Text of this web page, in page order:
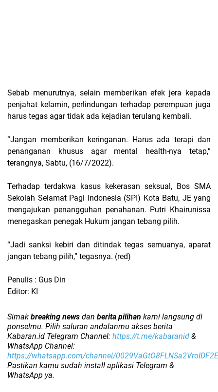
Sebab menurutnya, selain memberikan efek jera kepada
penjahat kelamin, perlindungan terhadap perempuan juga
harus tegas agar tidak ada kejadian terulang kembali.
“Jangan memberikan keringanan. Harus ada terapi dan
penanganan khusus agar mental health-nya tetap,”
terangnya, Sabtu, (16/7/2022).
Terhadap terdakwa kasus kekerasan seksual, Bos SMA
Sekolah Selamat Pagi Indonesia (SPI) Kota Batu, JE yang
mengajukan penangguhan penahanan. Putri Khairunissa
menegaskan penegak Hukum jangan tebang pilih.
“Jadi sanksi kebiri dan ditindak tegas semuanya, aparat
jangan tebang pilih,” tegasnya. (red)
Penulis : Gus Din
Editor: KI
Simak breaking news dan berita pilihan kami langsung di
ponselmu. Pilih saluran andalanmu akses berita
Kabaran.id Telegram Channel: https://t.me/kabaranid &
WhatsApp Channel:
https://whatsapp.com/channel/0029VaGtO8FLNSa2VroIDF2E
Pastikan kamu sudah install aplikasi Telegram &
WhatsApp ya.